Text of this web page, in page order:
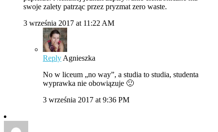
swoje zalety patrząc przez pryzmat zero waste.
3 września 2017 at 11:22 AM
Reply Agnieszka
No w liceum „no way”, a studia to studia, studenta
wyprawka nie obowiązuje 🙂
3 września 2017 at 9:36 PM